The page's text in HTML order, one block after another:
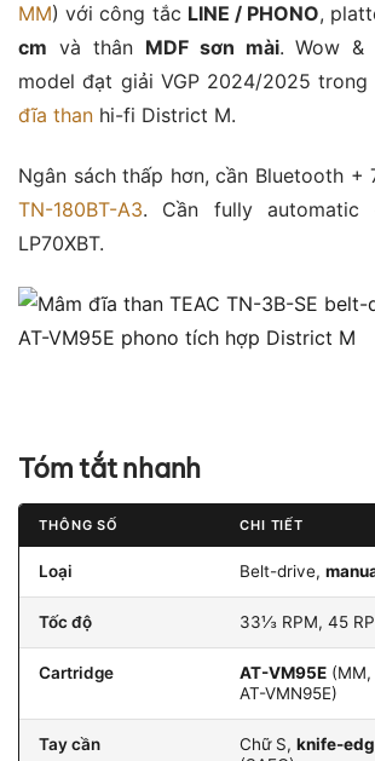
MM) với công tắc LINE / PHONO,
cm và thân MDF sơn mài. Wow &
model đạt giải VGP 2024/2025 trong
đĩa than hi-fi District M.
Ngân sách thấp hơn, cần Bluetooth +
TN-180BT-A3. Cần fully
LP70XBT.
Tóm tắt nhanh
THÔNG SỐ CHI TIẾT
Loại Belt-drive,
Tốc độ 33⅓ RPM, 45
Cartridge AT-VM95E
AT-VMN95E)
Tay cần Chữ S, knife-